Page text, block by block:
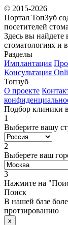
© 2015-2026
Портал ТопЗуб
посетителей
Здесь вы
стоматологиях и
Разделы
Имплантация
Консультация
Топзуб
О проекте
Подбор клиники
1
Выберите вашу
2
Выберете ваш
3
Нажмите на
Поиск
В нашей базе
протзированию
x